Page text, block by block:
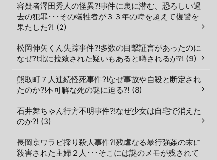
容疑者澤田秀人の怪異?!事件に裏に潜む、恐ろしい過
去の犯罪･･･その犠牲者が３３年の時を超えて復讐を
果たした?! (2)
松岡伸矢くん失踪事件?!多数の目撃証言があったのに
なぜ?!北に拉致された疑いもあると噂されるが?! (9)
熊取町７人連続怪死事件?!なぜ事故や自殺と断定され
たのか?!不可解な死の謎に迫る?! (8)
石井舞ちゃん行方不明事件?!なぜ少女は自宅で消えた
のか?! (3)
長岡京ワラビ採り殺人事件?!残虐なる暴行強姦の末に
殺害された主婦２人･･･そこには謎のメモが残されて